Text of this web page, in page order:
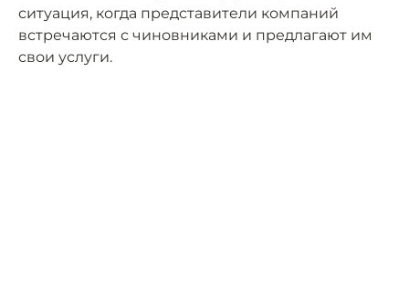
ситуация, когда представители компаний
встречаются с чиновниками и предлагают им
свои услуги.